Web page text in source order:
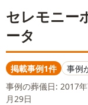
セレモニー
ータ
掲載事例1件
事例
事例の葬儀日: 2017
月29日